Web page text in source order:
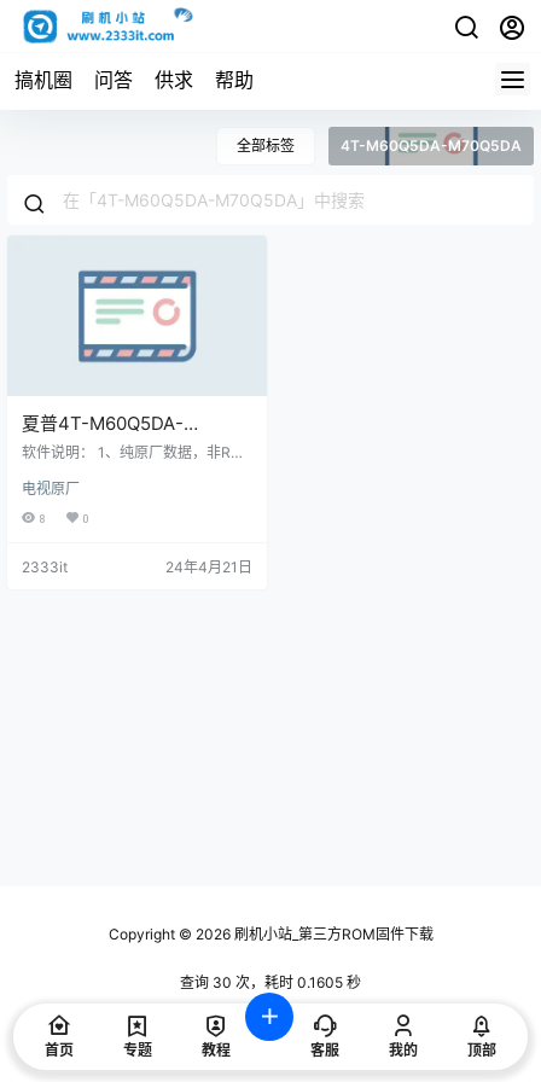
搞机圈 问答 供求 帮助
全部标签 4T-M60Q5DA-M70Q5DA
夏普4T-M60Q5DA-
M70Q5DA智能电视系统
电视刷机数据固件升级包
软件说明： 1、纯原厂数据，非ROO
2、刷机有风险也有乐趣，一切源于
刷机导致后果自负，本网站概不负
删除，谢谢合作！ 资料描述 适用于
电视原厂
8 0
2333it 24年4月21日
Copyright © 2026刷机小站_第三方ROM固件下载
查询 30 次，耗时 0.1605 秒
首页 专题 教程 客服 我的 顶部